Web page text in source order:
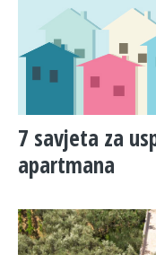
7 savjeta za
apartmana